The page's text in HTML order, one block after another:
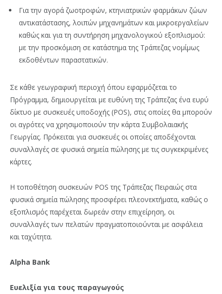
Για την αγορά ζωοτροφών, κτηνιατρικών φαρμάκων ζώων
αντικατάστασης, λοιπών μηχανημάτων και μικροεργαλείων
καθώς και για τη συντήρηση μηχανολογικού εξοπλισμού:
με την προσκόμιση σε κατάστημα της Τράπεζας νομίμως
εκδοθέντων παραστατικών.
Σε κάθε γεωγραφική περιοχή όπου εφαρμόζεται το
Πρόγραμμα, δημιουργείται με ευθύνη της Τράπεζας ένα ευρύ
δίκτυο με συσκευές υποδοχής (POS), στις οποίες θα μπορούν
οι αγρότες να χρησιμοποιούν την κάρτα Συμβολαιακής
Γεωργίας. Πρόκειται για συσκευές οι οποίες αποδέχονται
συναλλαγές σε φυσικά σημεία πώλησης με τις συγκεκριμένες
κάρτες.
Η τοποθέτηση συσκευών POS της Τράπεζας Πειραιώς στα
φυσικά σημεία πώλησης προσφέρει πλεονεκτήματα, καθώς ο
εξοπλισμός παρέχεται δωρεάν στην επιχείρηση, οι
συναλλαγές των πελατών πραγματοποιούνται με ασφάλεια
και ταχύτητα.
Alpha Bank
Ευελιξία για τους παραγωγούς